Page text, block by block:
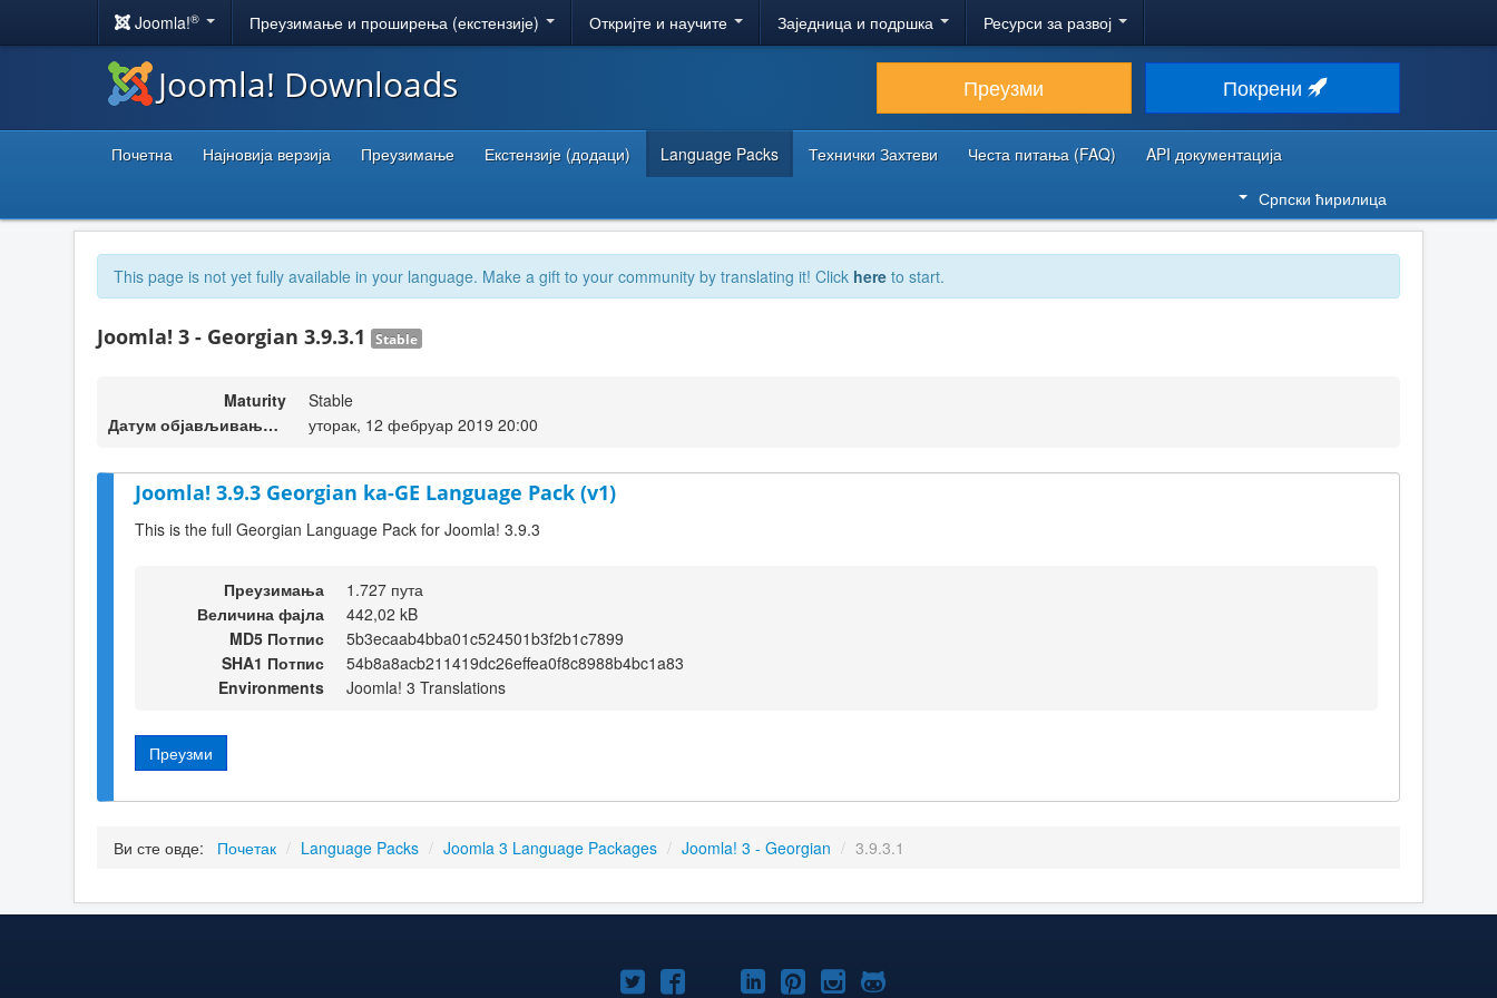
Joomla!® Преузимање и проширења (екстензије) Откријте и научите Заједница и подршка Ресурси за развој
Joomla! Downloads Преузми Покрени
Почетна Најновија верзија Преузимање Екстензије (додаци) Language Packs Технички Захтеви Честа питања (FAQ)
API документација
Српски ћирилица
This page is not yet fully available in your language. Make a gift to your community by translating it! Click here to start.
Joomla! 3 - Georgian 3.9.3.1 Stable
Maturity
Stable
Датум објављивања верзије
уторак, 12 фебруар 2019 20:00
Joomla! 3.9.3 Georgian ka-GE Language Pack (v1)
This is the full Georgian Language Pack for Joomla! 3.9.3
Преузимања
1.727 пута
Величина фајла
442,02 kB
MD5 Потпис
5b3ecaab4bba01c524501b3f2b1c7899
SHA1 Потпис
54b8a8acb211419dc26effea0f8c8988b4bc1a83
Environments
Joomla! 3 Translations
Преузми
Ви сте овде: Почетак / Language Packs / Joomla 3 Language Packages / Joomla! 3 - Georgian / 3.9.3.1
Joomla!Joomla!Joomla!
Joomla!Joomla!
Joomla!Joomla!